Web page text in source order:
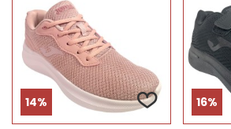
14% 16%